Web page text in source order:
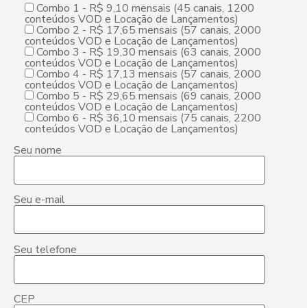
Combo 1 - R$ 9,10 mensais (45 canais, 1200
conteúdos VOD e Locação de Lançamentos)
Combo 2 - R$ 17,65 mensais (57 canais, 2000
conteúdos VOD e Locação de Lançamentos)
Combo 3 - R$ 19,30 mensais (63 canais, 2000
conteúdos VOD e Locação de Lançamentos)
Combo 4 - R$ 17,13 mensais (57 canais, 2000
conteúdos VOD e Locação de Lançamentos)
Combo 5 - R$ 29,65 mensais (69 canais, 2000
conteúdos VOD e Locação de Lançamentos)
Combo 6 - R$ 36,10 mensais (75 canais, 2200
conteúdos VOD e Locação de Lançamentos)
Seu nome
Seu e-mail
Seu telefone
CEP